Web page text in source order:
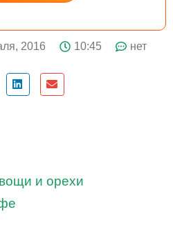
2016 10:45
нет
и орехи